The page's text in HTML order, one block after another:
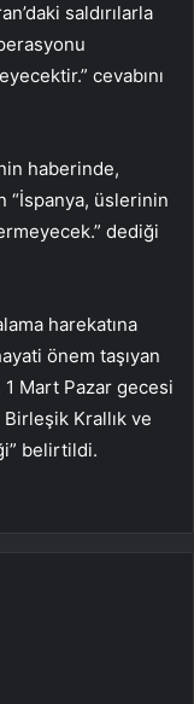
saldırılarla
cevabını
haberinde,
“İspanya, üslerinin
dediği
harekatına
önem taşıyan
1 Mart Pazar gecesi
Krallık ve
belirtildi.